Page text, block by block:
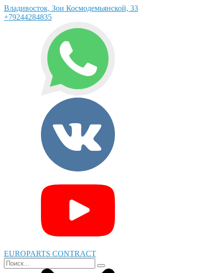
Владивосток, Зои Космодемьянской, 33
+79244284835
EUROPARTS CONTRACT